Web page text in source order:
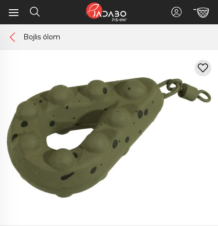
Bojlis ólom